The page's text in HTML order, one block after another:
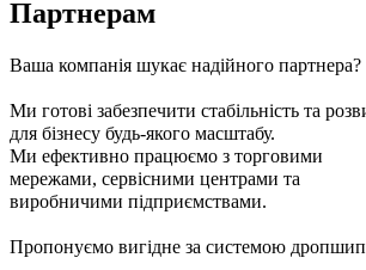
Партнерам
Ваша компанія шукає надійного партнера?
Ми готові забезпечити стабільність та
для бізнесу будь-якого масштабу.
Ми ефективно працюємо з торговими
мережами, сервісними центрами та
виробничими підприємствами.
Пропонуємо вигідне за системою